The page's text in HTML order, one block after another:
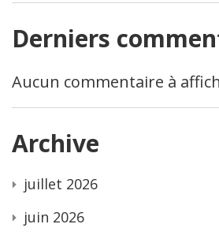
Derniers
Aucun commentaire à
Archive
juillet 2026
juin 2026